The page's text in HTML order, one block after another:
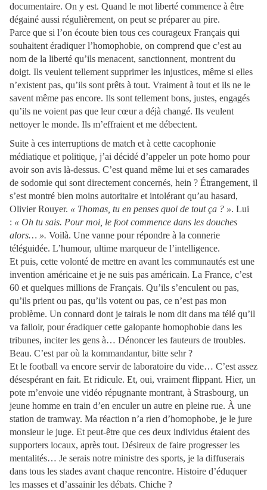
documentaire. On y est. Quand le mot liberté commence à être
dégainé aussi régulièrement, on peut se préparer au pire.
Parce que si l’on écoute bien tous ces courageux Français qui
souhaitent éradiquer l’homophobie, on comprend que c’est au
nom de la liberté qu’ils menacent, sanctionnent, montrent du
doigt. Ils veulent tellement supprimer les injustices, même si elles
n’existent pas, qu’ils sont prêts à tout. Vraiment à tout et ils ne le
savent même pas encore. Ils sont tellement bons, justes, engagés
qu’ils ne voient pas que leur cœur a déjà changé. Ils veulent
nettoyer le monde. Ils m’effraient et me débectent.
Suite à ces interruptions de match et à cette cacophonie
médiatique et politique, j’ai décidé d’appeler un pote homo pour
avoir son avis là-dessus. C’est quand même lui et ses camarades
de sodomie qui sont directement concernés, hein ? Étrangement, il
s’est montré bien moins autoritaire et intolérant qu’au hasard,
Olivier Rouyer. « Thomas, tu en penses quoi de tout ça ? ». Lui
: « Oh tu sais. Pour moi, le foot commence dans les douches
alors… ». Voilà. Une vanne pour répondre à la connerie
téléguidée. L’humour, ultime marqueur de l’intelligence.
Et puis, cette volonté de mettre en avant les communautés est une
invention américaine et je ne suis pas américain. La France, c’est
60 et quelques millions de Français. Qu’ils s’enculent ou pas,
qu’ils prient ou pas, qu’ils votent ou pas, ce n’est pas mon
problème. Un connard dont je tairais le nom dit dans ma télé qu’il
va falloir, pour éradiquer cette galopante homophobie dans les
tribunes, inciter les gens à… Dénoncer les fauteurs de troubles.
Beau. C’est par où la kommandantur, bitte sehr ?
Et le football va encore servir de laboratoire du vide… C’est assez
désespérant en fait. Et ridicule. Et, oui, vraiment flippant. Hier, un
pote m’envoie une vidéo répugnante montrant, à Strasbourg, un
jeune homme en train d’en enculer un autre en pleine rue. À une
station de tramway. Ma réaction n’a rien d’homophobe, je le jure
monsieur le juge. Et peut-être que ces deux individus étaient des
supporters locaux, après tout. Désireux de faire progresser les
mentalités… Je serais notre ministre des sports, je la diffuserais
dans tous les stades avant chaque rencontre. Histoire d’éduquer
les masses et d’assainir les débats. Chiche ?